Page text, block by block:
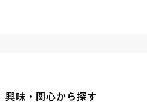
興味・関心から探す